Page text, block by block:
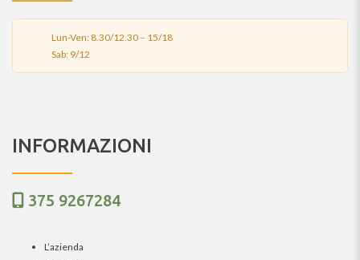
Lun-Ven: 8.30/12.30 – 15/18
Sab: 9/12
INFORMAZIONI
375 9267284
L’azienda